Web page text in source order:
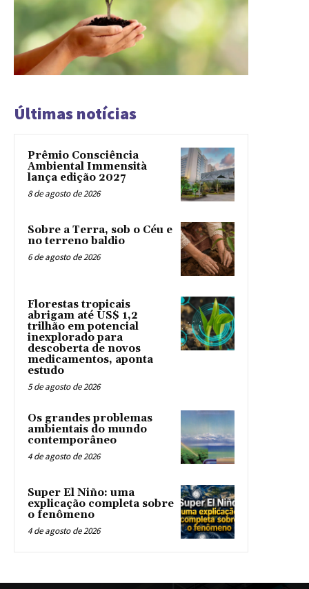
Últimas notícias
Prêmio Consciência
Ambiental Immensità
lança edição 2027
8 de agosto de 2026
Sobre a Terra, sob o Céu e
no terreno baldio
6 de agosto de 2026
Florestas tropicais
abrigam até US$ 1,2
trilhão em potencial
inexplorado para
descoberta de novos
medicamentos, aponta
estudo
5 de agosto de 2026
Os grandes problemas
ambientais do mundo
contemporâneo
4 de agosto de 2026
Super El Niño: uma
explicação completa sobre
o fenômeno
4 de agosto de 2026